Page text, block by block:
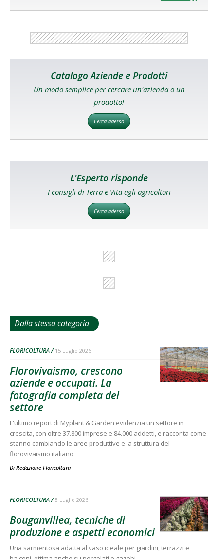
Catalogo Aziende e Prodotti
Un modo semplice per cercare un'azienda o un
prodotto!
Cerca adesso
L'Esperto risponde
I consigli di Terra e Vita agli agricoltori
Cerca adesso
Dalla stessa categoria
FLORICOLTURA 15 Luglio 2026
Florovivaismo, crescono
aziende e occupati. La
fotografia completa del
settore
L'ultimo report di Myplant & Garden evidenzia un settore in
crescita, con oltre 37.800 imprese e 84.000 addetti, e racconta come
stanno cambiando le aree produttive e la struttura del
florovivaismo italiano
Di Redazione Floricoltura
FLORICOLTURA 8 Luglio 2026
Bouganvillea, tecniche di
produzione e aspetti economici
Una sarmentosa adatta al vaso ideale per giardini, terrazzi e